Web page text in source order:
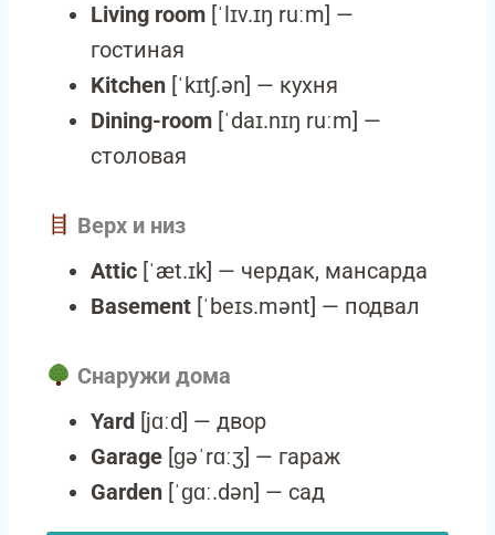
Living room [ˈlɪv.ɪŋ ruːm] —
гостиная
Kitchen [ˈkɪtʃ.ən] — кухня
Dining-room [ˈdaɪ.nɪŋ ruːm] —
столовая
Верх и низ
Attic [ˈæt.ɪk] — чердак, мансарда
Basement [ˈbeɪs.mənt] — подвал
Снаружи дома
Yard [jɑːd] — двор
Garage [ɡəˈrɑːʒ] — гараж
Garden [ˈɡɑː.dən] — сад